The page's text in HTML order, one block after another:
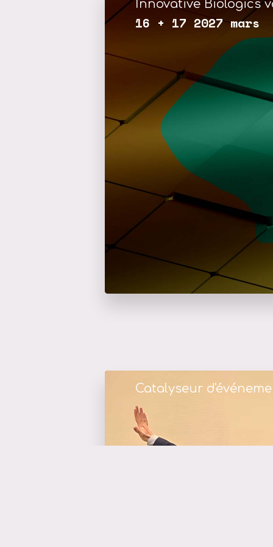
Innovative Biologics
16 + 17 2027 mars
Catalyseur